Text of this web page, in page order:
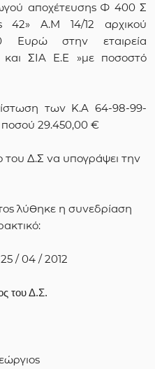
αποχέτευσης Φ 400 Σ
42» Α.Μ 14/12 αρχικού
Ευρώ στην εταιρεία
ΣΙΑ Ε.Ε »με ποσοστό
των Κ.Α 64-98-99-
29.450,00 €
του Δ.Σ να υπογράψει την
λύθηκε η συνεδρίαση
/ 04 / 2012
του Δ.Σ.